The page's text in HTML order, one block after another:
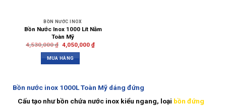
BỒN NƯỚC INOX
Bồn Nước Inox 1000 Lít Nằm
Toàn Mỹ
4,530,000₫ 4,050,000 ₫
MUA HÀNG
Bồn nước inox 1000L Toàn Mỹ dáng đứng
Cấu tạo như bồn chứa nước inox kiểu ngang, loại bồn đứng